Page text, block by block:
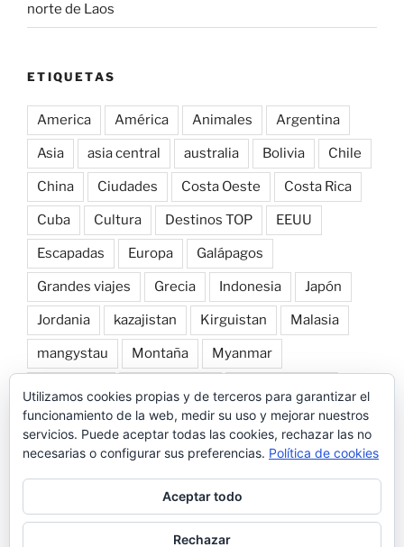
norte de Laos
ETIQUETAS
America América Animales Argentina
Asia asia central australia Bolivia Chile
China Ciudades Costa Oeste Costa Rica
Cuba Cultura Destinos TOP EEUU
Escapadas Europa Galápagos
Grandes viajes Grecia Indonesia Japón
Jordania kazajistan Kirguistan Malasia
mangystau Montaña Myanmar
Patagonia Perú Playa Roadtrip por Europa
Snorkel Tailandia Transportes Trekking
Utilizamos cookies propias y de terceros para garantizar el
funcionamiento de la web, medir su uso y mejorar nuestros
servicios. Puede aceptar todas las cookies, rechazar las no
necesarias o configurar sus preferencias. Política de cookies
Aceptar todo
Rechazar